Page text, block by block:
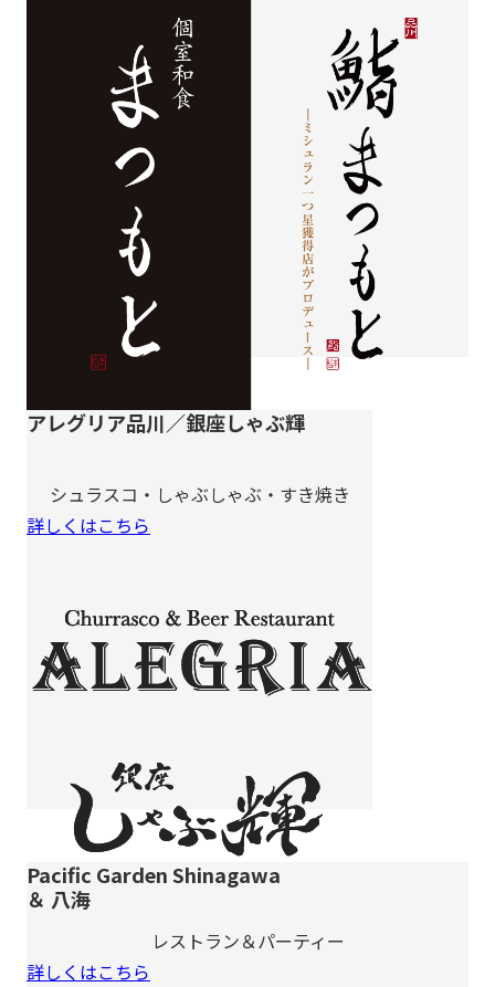
アレグリア品川／銀座しゃぶ輝
シュラスコ・しゃぶしゃぶ・すき焼き
詳しくはこちら
Pacific Garden Shinagawa
＆ 八海
レストラン＆パーティー
詳しくはこちら